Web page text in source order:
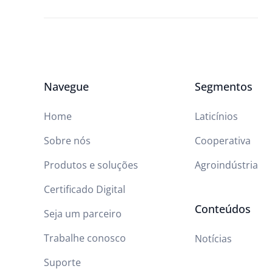
Navegue
Home
Sobre nós
Produtos e soluções
Certificado Digital
Seja um parceiro
Trabalhe conosco
Suporte
Segmentos
Laticínios
Cooperativa
Agroindústria
Conteúdos
Notícias